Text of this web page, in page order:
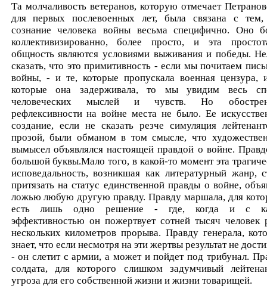
Та молчаливость ветеранов, которую отмечает
для первых послевоенных лет, была связана с тем,
сознание человека войны весьма специфично. Оно
коллективизированно, более просто, и эта
общность являются условиями выживания и победы.
сказать, что это примитивность - если мы почитаем
войны, - и те, которые пропускала военная цензура,
которые она задерживала, то мы увидим весь
человеческих мыслей и чувств. Но
рефлексивности на войне места не было. Ее
создание, если не сказать резче симуляция
прозой, были обманом в том смысле, что
вымысел объявлялся настоящей правдой о войне.
большой буквы.Мало того, в какой-то момент эта
исповедальность, возникшая как литературный жанр,
притязать на статус единственной правды о войне,
ложью любую другую правду. Правду маршала, для
есть лишь одно решение - где, когда и с
эффективностью он пожертвует сотней тысяч человек
нескольких километров прорыва. Правду генерала,
знает, что если несмотря на эти жертвы результат не
- он слетит с армии, а может и пойдет под трибунал.
солдата, для которого слишком задумчивый
угроза для его собственной жизни и жизни товарищей.